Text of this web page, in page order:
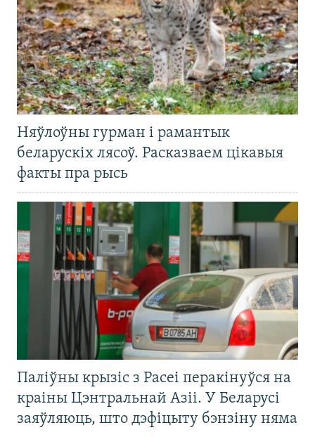
Няўлоўны гурман і рамантык
беларускіх лясоў. Расказваем цікавыя
факты пра рысь
Паліўны крызіс з Расеі перакінуўся на
краіны Цэнтральнай Азіі. У Беларусі
заяўляюць, што дэфіцыту бэнзіну няма